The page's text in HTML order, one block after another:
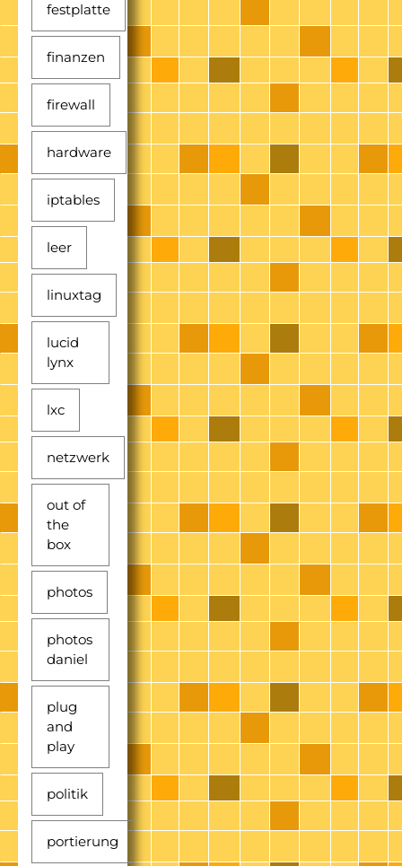
festplatte
finanzen
firewall
hardware
iptables
leer
linuxtag
lucid
lynx
lxc
netzwerk
out of
the
box
photos
photos
daniel
plug
and
play
politik
portierung